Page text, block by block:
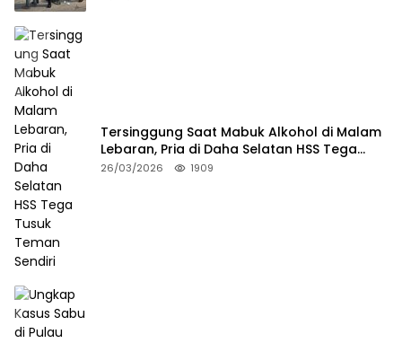
Tersinggung Saat Mabuk Alkohol di Malam
Lebaran, Pria di Daha Selatan HSS Tega
Tusuk Teman Sendiri
26/03/2026 1909